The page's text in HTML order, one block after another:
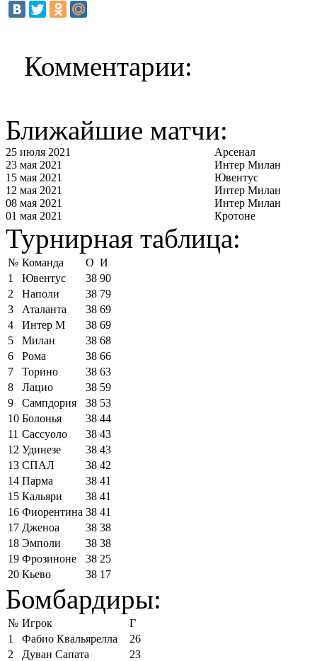
Комментарии:
Ближайшие матчи:
25 июля 2021
Арсенал
23 мая 2021
Интер Милан
15 мая 2021
Ювентус
12 мая 2021
Интер Милан
08 мая 2021
Интер Милан
01 мая 2021
Кротоне
Турнирная таблица:
№ Команда О И
1
Ювентус 38 90
2
Наполи 38 79
3
Аталанта 38 69
4
Интер М 38 69
5
Милан 38 68
6
Рома 38 66
7
Торино 38 63
8
Лацио 38 59
9
Сампдория 38 53
10 Болонья 38 44
11 Сассуоло 38 43
12 Удинезе 38 43
13 СПАЛ 38 42
14 Парма 38 41
15 Кальяри 38 41
16 Фиорентина 38 41
17 Дженоа 38 38
18 Эмполи 38 38
19 Фрозиноне 38 25
20 Кьево 38 17
Бомбардиры:
№ Игрок
Г
1
Фабио Квальярелла
26
2
Дуван Сапата
23